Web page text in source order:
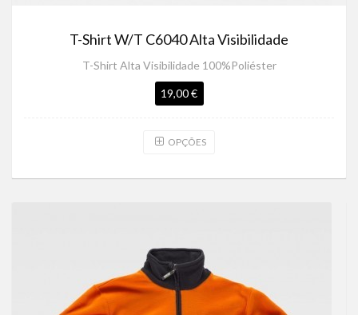
T-Shirt W/T C6040 Alta Visibilidade
T-Shirt Alta Visibilidade 100%Poliéster
19,00 €
OPÇÕES